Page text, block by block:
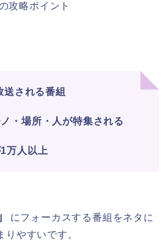
攻略ポイント
送される番組
・場所・人が特集される
万人以上
にフォーカスする番組をネタに
やすいです。